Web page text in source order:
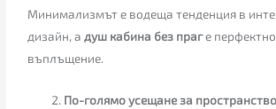
Минимализмът е водеща тенденция в
дизайн, адуш кабина без праге
въплъщение.
По-голямо усещане за пространство